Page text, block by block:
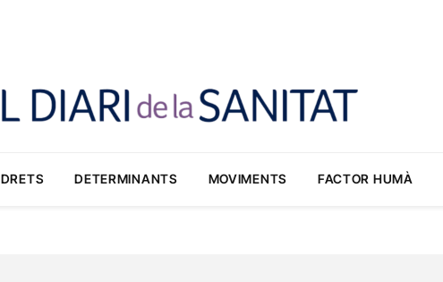
DRETS DETERMINANTS MOVIMENTS FACTOR HUMÀ